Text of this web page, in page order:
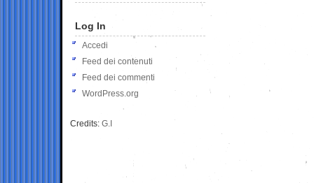
Log In
Accedi
Feed dei contenuti
Feed dei commenti
WordPress.org
Credits: G.I